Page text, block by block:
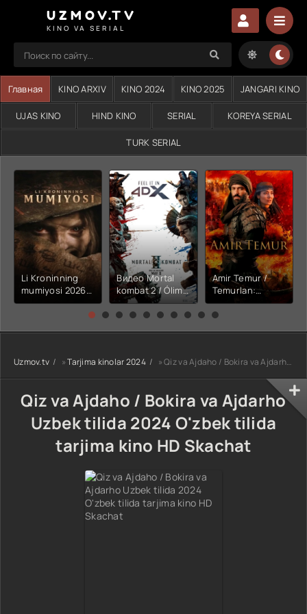
UZMOV.TV
KINO VA SERIAL
Главная KINO ARXIV KINO 2024 KINO 2025 JANGARI KINO
UJAS KINO HIND KINO SERIAL KOREYA SERIAL
TURK SERIAL
Li Kroninning
mumiyosi 2026
(uzbek tilida
kino) tarjima HD
Видео Mortal
kombat 2 / Ólim
jangi 2 (2026)
Uzbek tilida
Amir Temur /
Temurlan:
Fathchining
yuksalishi
tarjima kino Full
HD tas-ix
Uzmov.tv »Tarjima kinolar 2024 » Qiz va Ajdaho / Bokira va Ajdarho Uzbek tilida 2024 O'zbek tilida tarjima kino HD Skachat
Qiz va Ajdaho / Bokira va Ajdarho
Uzbek tilida 2024 O'zbek tilida
tarjima kino HD Skachat